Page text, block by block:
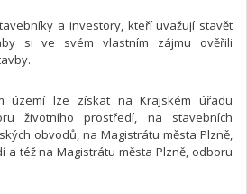
a investory, kteří uvažují stavět
si ve svém vlastním zájmu ověřili
území lze získat na Krajském úřadu
životního prostředí, na stavebních
obvodů, na Magistrátu města Plzně,
a též na Magistrátu města Plzně, odboru